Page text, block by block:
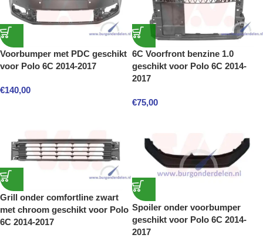
Voorbumper met PDC geschikt
voor Polo 6C 2014-2017
€140,00
6C Voorfront benzine 1.0
geschikt voor Polo 6C 2014-
2017
€75,00
Grill onder comfortline zwart
met chroom geschikt voor Polo
6C 2014-2017
Spoiler onder voorbumper
geschikt voor Polo 6C 2014-
2017